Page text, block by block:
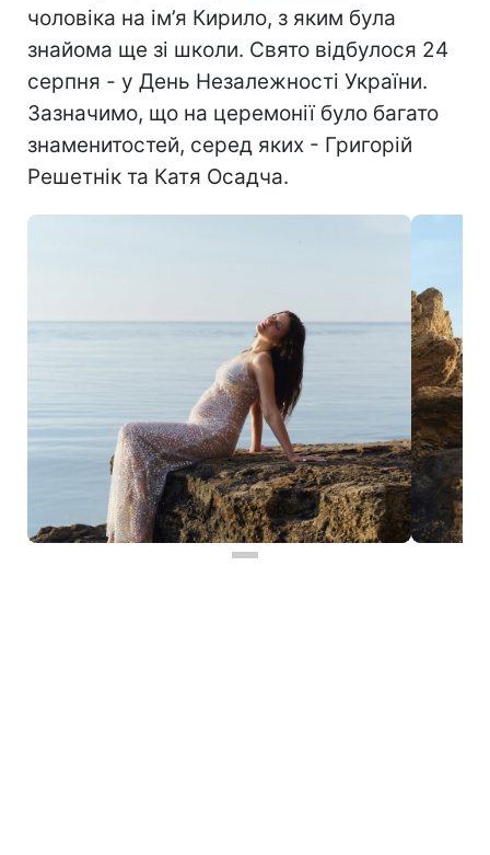
чоловіка на ім’я Кирило, з яким була
знайома ще зі школи. Свято відбулося 24
серпня - у День Незалежності України.
Зазначимо, що на церемонії було багато
знаменитостей, серед яких - Григорій
Решетнік та Катя Осадча.